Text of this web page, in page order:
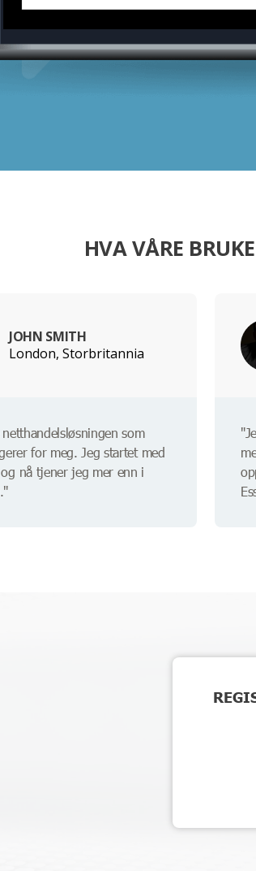
HVA VÅRE
JOHN SMITH
London, Storbritannia
som
for meg. Jeg startet med
nå tjener jeg mer enn i